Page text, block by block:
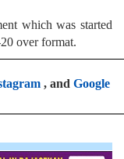
which was started
over format.
, and Google